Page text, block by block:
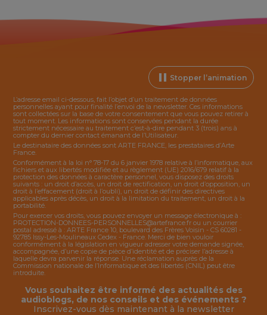
Stopper l’animation
L’adresse email ci-dessous, fait l’objet d’un traitement de données
personnelles ayant pour finalité l’envoi de la newsletter. Ces informations
sont collectées sur la base de votre consentement que vous pouvez retirer à
tout moment. Les informations sont conservées pendant la durée
strictement nécessaire au traitement c’est-à-dire pendant 3 (trois) ans à
compter du dernier contact émanant de l’Utilisateur.
Le destinataire des données sont ARTE FRANCE, les prestataires d’Arte
France.
Conformément à la loi n° 78-17 du 6 janvier 1978 relative à l’informatique, aux
fichiers et aux libertés modifiée et au règlement (UE) 2016/679 relatif à la
protection des données à caractère personnel, vous disposez des droits
suivants : un droit d’accès, un droit de rectification, un droit d’opposition, un
droit à l’effacement (droit à l’oubli), un droit de définir des directives
applicables après décès, un droit à la limitation du traitement, un droit à la
portabilité.
Pour exercer vos droits, vous pouvez envoyer un message électronique à :
PROTECTION-DONNEES-PERSONNELLES@artefrance.fr ou un courrier
postal adressé à : ARTE France 10, boulevard des Frères Voisin - CS 60281 -
92785 Issy-Les-Moulineaux Cedex - France. Merci de bien vouloir
conformément à la législation en vigueur adresser votre demande signée,
accompagnée, d’une copie de pièce d’identité et de préciser l’adresse à
laquelle devra parvenir la réponse. Une réclamation auprès de la
Commission nationale de l’Informatique et des libertés (CNIL) peut être
introduite.
Vous souhaitez être informé des actualités des
audioblogs, de nos conseils et des événements ?
Inscrivez-vous dès maintenant à la newsletter